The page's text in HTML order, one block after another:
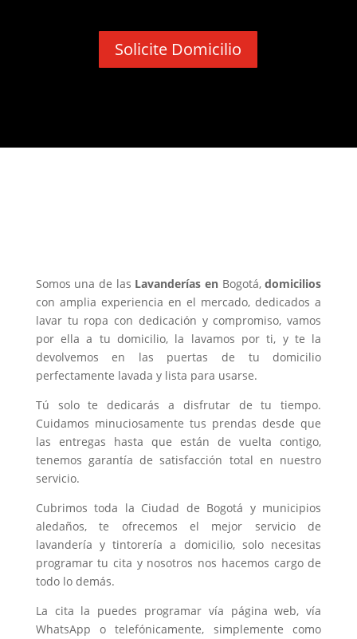
Solicite Domicilio
Somos una de las Lavanderías enBogotá,domicilios
con amplia experiencia en el mercado, dedicados a
lavar tu ropa con dedicación y compromiso, vamos
por ella a tu domicilio, la lavamos por ti, y te la
devolvemos en las puertas de tu domicilio
perfectamente lavada y lista para usarse.
Tú solo te dedicarás a disfrutar de tu tiempo.
Cuidamos minuciosamente tus prendas desde que
las entregas hasta que están de vuelta contigo,
tenemos garantía de satisfacción total en nuestro
servicio.
Cubrimos toda la Ciudad de Bogotá y municipios
aledaños, te ofrecemos el mejor servicio de
lavandería y tintorería a domicilio, solo necesitas
programar tu cita y nosotros nos hacemos cargo de
todo lo demás.
La cita la puedes programar vía página web, vía
WhatsApp o telefónicamente, simplemente como